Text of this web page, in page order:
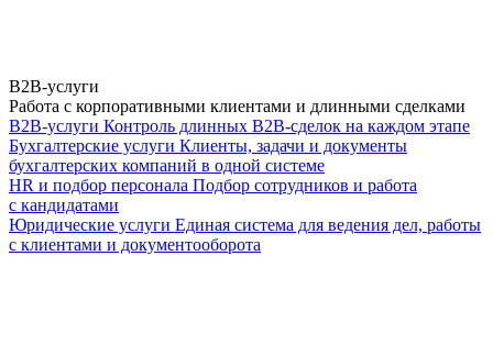
B2B-услуги
Работа с корпоративными клиентами и длинными сделками
B2B-услуги Контроль длинных B2B-сделок на каждом этапе
Бухгалтерские услуги Клиенты, задачи и документы
бухгалтерских компаний в одной системе
HR и подбор персонала Подбор сотрудников и работа
с кандидатами
Юридические услуги Единая система для ведения дел, работы
с клиентами и документооборота